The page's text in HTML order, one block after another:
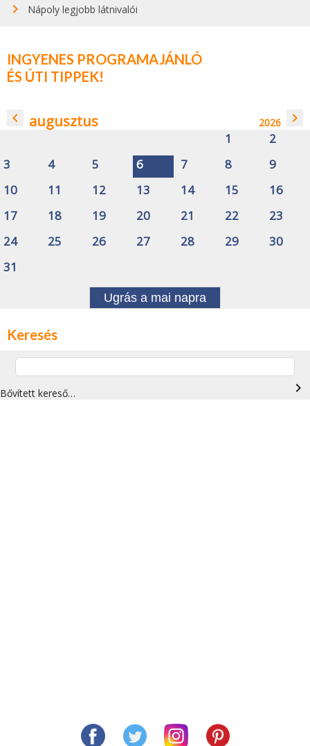
Nápoly legjobb látnivalói
INGYENES PROGRAMAJÁNLÓ
ÉS ÚTI TIPPEK!
navigate_before augusztus 2026 navigate_next
1
2
3
4 5 6 7 8
9
10
11 12 13 14 15
16
17
18 19 20 21 22
23
24
25 26 27 28 29
30
31
Ugrás a mai napra
Keresés
Bővített kereső… navigate_next